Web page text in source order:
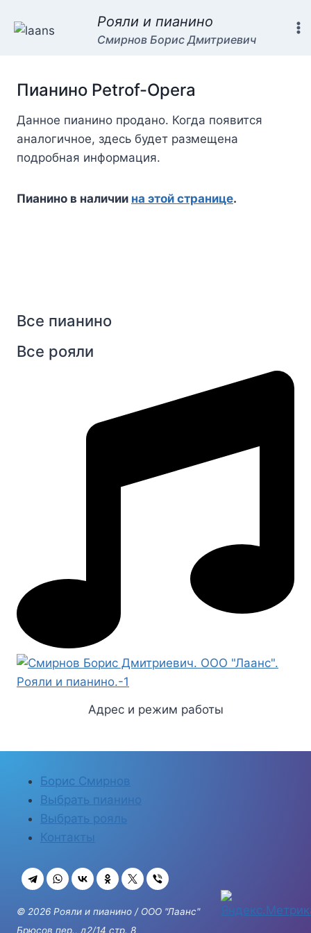
Рояли и пианино
Смирнов Борис Дмитриевич
Пианино Petrof-Opera
Данное пианино продано. Когда появится
аналогичное, здесь будет размещена
подробная информация.
Пианино в наличии на этой странице.
Все пианино
Все рояли
Адрес и режим работы
Борис Смирнов
Выбрать пианино
Выбрать рояль
Контакты
© 2026 Рояли и пианино / ООО "Лаанс"
Брюсов пер., д2/14 стр. 8